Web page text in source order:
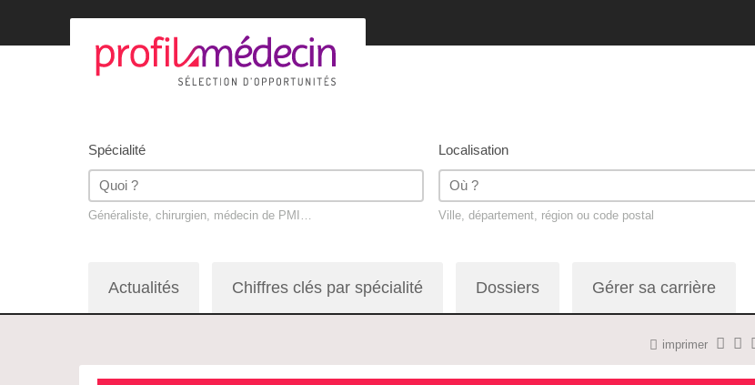
Spécialité
Généraliste, chirurgien, médecin de PMI…
Localisation
Ville, département, région ou code postal
Actualités Chiffres clés par spécialité Dossiers Gérer sa carrière
imprimer